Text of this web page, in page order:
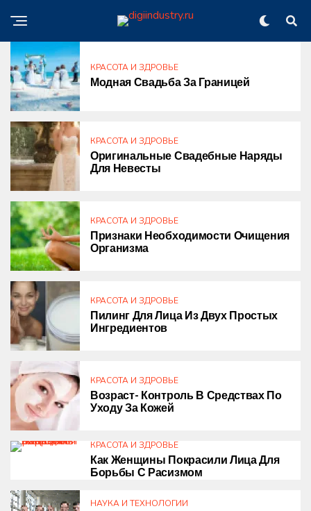
КРАСОТА И ЗДРОВЬЕ
Модная Свадьба За Границей
КРАСОТА И ЗДРОВЬЕ
Оригинальные Свадебные Наряды
Для Невесты
КРАСОТА И ЗДРОВЬЕ
Признаки Необходимости Очищения
Организма
КРАСОТА И ЗДРОВЬЕ
Пилинг Для Лица Из Двух Простых
Ингредиентов
КРАСОТА И ЗДРОВЬЕ
Возраст- Контроль В Средствах По
Уходу За Кожей
КРАСОТА И ЗДРОВЬЕ
Как Женщины Покрасили Лица Для
Борьбы С Расизмом
НАУКА И ТЕХНОЛОГИИ